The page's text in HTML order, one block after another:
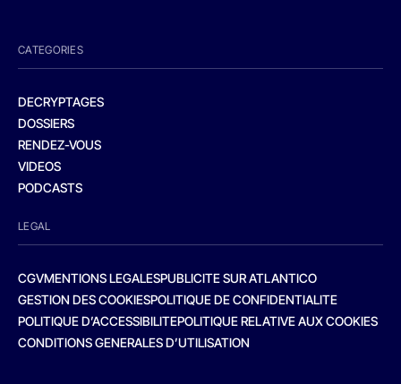
CATEGORIES
DECRYPTAGES
DOSSIERS
RENDEZ-VOUS
VIDEOS
PODCASTS
LEGAL
CGVMENTIONS LEGALESPUBLICITE SUR ATLANTICO
GESTION DES COOKIESPOLITIQUE DE CONFIDENTIALITE
POLITIQUE D’ACCESSIBILITEPOLITIQUE RELATIVE AUX COOKIES
CONDITIONS GENERALES D’UTILISATION